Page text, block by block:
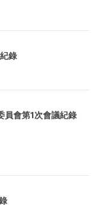
錄
員會第1次會議紀錄